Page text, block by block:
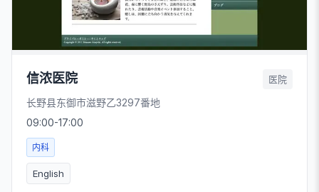
信浓医院 医院
长野县东御市滋野乙3297番地
09:00-17:00
内科
English